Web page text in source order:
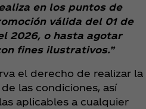
en los puntos de
válida del 01 de
2026, o hasta agotar
fines ilustrativos.”
el derecho de realizar la
las condiciones, así
aplicables a cualquier